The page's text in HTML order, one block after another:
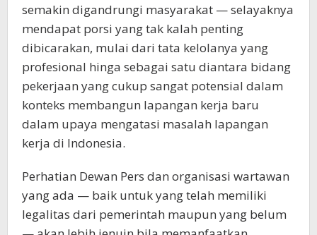
semakin digandrungi masyarakat — selayaknya
mendapat porsi yang tak kalah penting
dibicarakan, mulai dari tata kelolanya yang
profesional hinga sebagai satu diantara bidang
pekerjaan yang cukup sangat potensial dalam
konteks membangun lapangan kerja baru
dalam upaya mengatasi masalah lapangan
kerja di Indonesia.
Perhatian Dewan Pers dan organisasi wartawan
yang ada — baik untuk yang telah memiliki
legalitas dari pemerintah maupun yang belum